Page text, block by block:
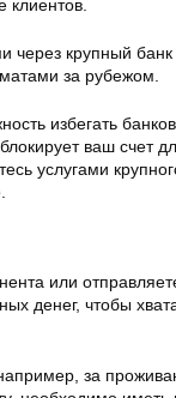
клиентов.
крупный банк
за рубежом.
избегать
ваш счет
услугами
или
денег, чтобы
за